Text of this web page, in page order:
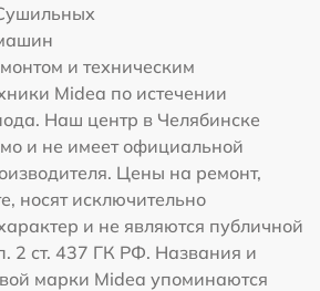
и техническим
Midea по истечении
Наш центр в Челябинске
и не имеет официальной
Цены на ремонт,
носят исключительно
и не являются публичной
2 ст. 437 ГК РФ. Названия и
марки Midea упоминаются